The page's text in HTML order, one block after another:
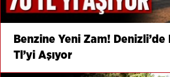
Benzine Yeni Zam!
Tl’yi Aşıyor